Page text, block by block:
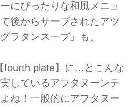
にぴったりな和風メニュ
後からサーブされたアツ
ラタンスープ」も。
fourth plate】に…とこんな
しているアフタヌーンテ
ね！一般的にアフタヌー